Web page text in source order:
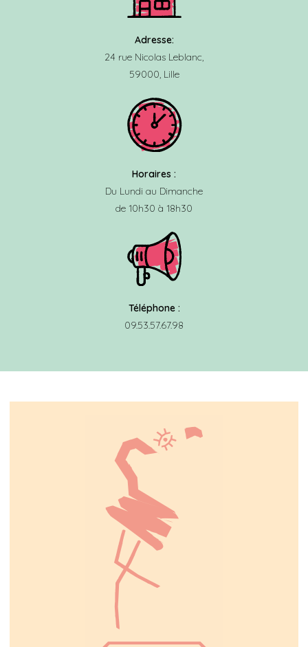
Adresse:
24 rue Nicolas Leblanc,
59000, Lille
Horaires :
Du Lundi au Dimanche
de 10h30 à 18h30
Téléphone :
09.53.57.67.98